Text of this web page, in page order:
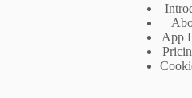
App